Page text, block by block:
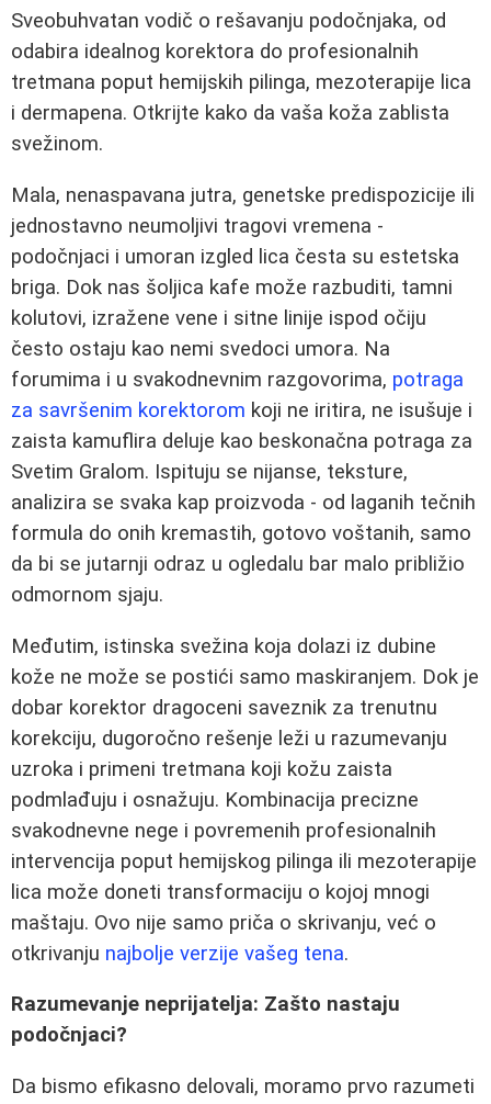
Sveobuhvatan vodič o rešavanju podočnjaka, od
odabira idealnog korektora do profesionalnih
tretmana poput hemijskih pilinga, mezoterapije lica
i dermapena. Otkrijte kako da vaša koža zablista
svežinom.
Mala, nenaspavana jutra, genetske predispozicije ili
jednostavno neumoljivi tragovi vremena -
podočnjaci i umoran izgled lica česta su estetska
briga. Dok nas šoljica kafe može razbuditi, tamni
kolutovi, izražene vene i sitne linije ispod očiju
često ostaju kao nemi svedoci umora. Na
forumima i u svakodnevnim razgovorima, potraga
za savršenim korektorom koji ne iritira, ne isušuje i
zaista kamuflira deluje kao beskonačna potraga za
Svetim Gralom. Ispituju se nijanse, teksture,
analizira se svaka kap proizvoda - od laganih tečnih
formula do onih kremastih, gotovo voštanih, samo
da bi se jutarnji odraz u ogledalu bar malo približio
odmornom sjaju.
Međutim, istinska svežina koja dolazi iz dubine
kože ne može se postići samo maskiranjem. Dok je
dobar korektor dragoceni saveznik za trenutnu
korekciju, dugoročno rešenje leži u razumevanju
uzroka i primeni tretmana koji kožu zaista
podmlađuju i osnažuju. Kombinacija precizne
svakodnevne nege i povremenih profesionalnih
intervencija poput hemijskog pilinga ili mezoterapije
lica može doneti transformaciju o kojoj mnogi
maštaju. Ovo nije samo priča o skrivanju, već o
otkrivanju najbolje verzije vašeg tena.
Razumevanje neprijatelja: Zašto nastaju
podočnjaci?
Da bismo efikasno delovali, moramo prvo razumeti